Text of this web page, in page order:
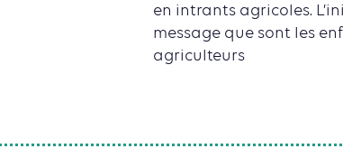
en intrants agricoles.
message que sont les
agriculteurs